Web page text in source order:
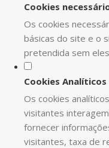
Cookies
Os cookies
básicas do site e o
pretendida sem eles
Cookies Analíticos
Os cookies
visitantes
fornecer
visitantes, taxa de